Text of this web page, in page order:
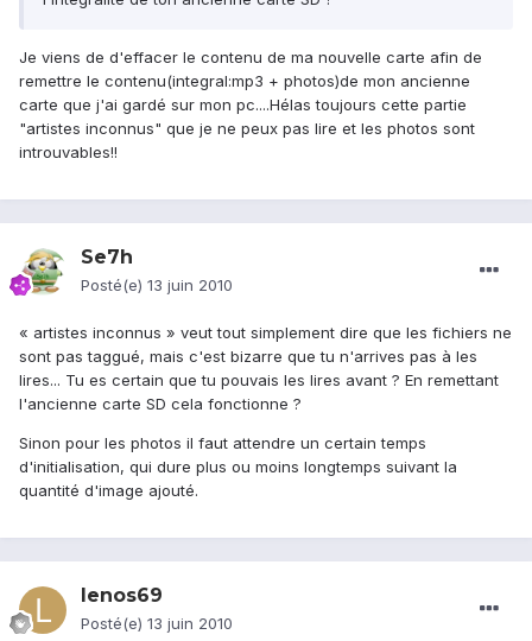
Je viens de d'effacer le contenu de ma nouvelle carte afin de
remettre le contenu(integral:mp3 + photos)de mon ancienne
carte que j'ai gardé sur mon pc....Hélas toujours cette partie
"artistes inconnus" que je ne peux pas lire et les photos sont
introuvables!!
Se7h
Posté(e) 13 juin 2010
« artistes inconnus » veut tout simplement dire que les fichiers ne
sont pas taggué, mais c'est bizarre que tu n'arrives pas à les
lires... Tu es certain que tu pouvais les lires avant ? En remettant
l'ancienne carte SD cela fonctionne ?
Sinon pour les photos il faut attendre un certain temps
d'initialisation, qui dure plus ou moins longtemps suivant la
quantité d'image ajouté.
lenos69
Posté(e) 13 juin 2010